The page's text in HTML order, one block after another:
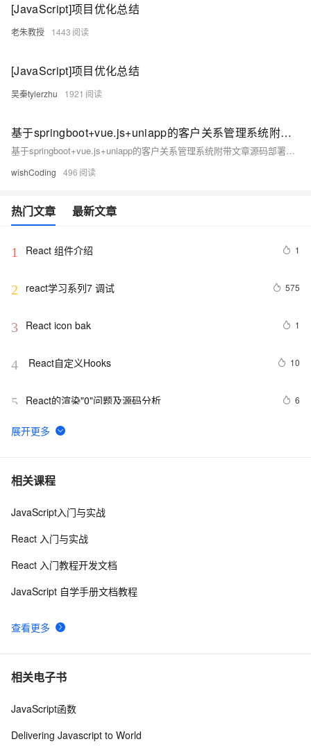
[JavaScript]项目优化总结
老朱教授 1443
[JavaScript]项目优化总结
吴秦tylerzhu 1921
基于springboot+vue.js+uniapp的客户关系管理系统附带文章源码部署视频讲解等
基于springboot+vue.js+uniapp的客户关系管理系统附带文章源码部署视频讲解等
wishCoding 496
热门文章 最新文章
1 React 组件介绍 1
2 react学习系列7 调试 575
3 React icon bak 1
4 React自定义Hooks 10
5 React的渲染"0"问题及源码分析 6
6 React-router-dom实现全局路由登陆拦截
7 快将你的 React 应用迁移到 Vite 吧，速度太快啦
8 使用react实现通过经纬度获取地址（地理/逆地理编码）
10React Native动画Animated详解
相关课程
查看更多
JavaScript入门与实战
React 入门与实战
React 入门教程开发文档
JavaScript 自学手册文档教程
相关电子书
JavaScript函数
Delivering Javascript to World